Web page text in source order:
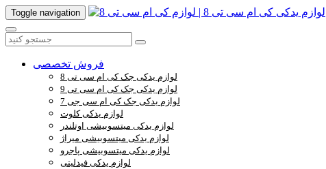
Toggle navigation
فروش تخصصی
لوازم یدکی جک کی ام سی تی 8
لوازم یدکی جک کی ام سی تی 9
لوازم یدکی جک کی ام سی جی 7
لوازم یدکی کلوت
لوازم یدکی میتسوبیشی اوتلندر
لوازم یدکی میتسوبیشی میراژ
لوازم یدکی میتسوبیشی پاجرو
لوازم یدکی فیدلیتی